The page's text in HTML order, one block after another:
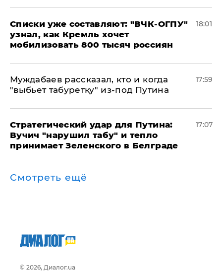
Списки уже составляют: "ВЧК-ОГПУ"
узнал, как Кремль хочет
мобилизовать 800 тысяч россиян
18:01
Муждабаев рассказал, кто и когда
"выбьет табуретку" из-под Путина
17:59
Стратегический удар для Путина:
Вучич "нарушил табу" и тепло
принимает Зеленского в Белграде
17:07
Смотреть ещё
© 2026, Диалог.ua